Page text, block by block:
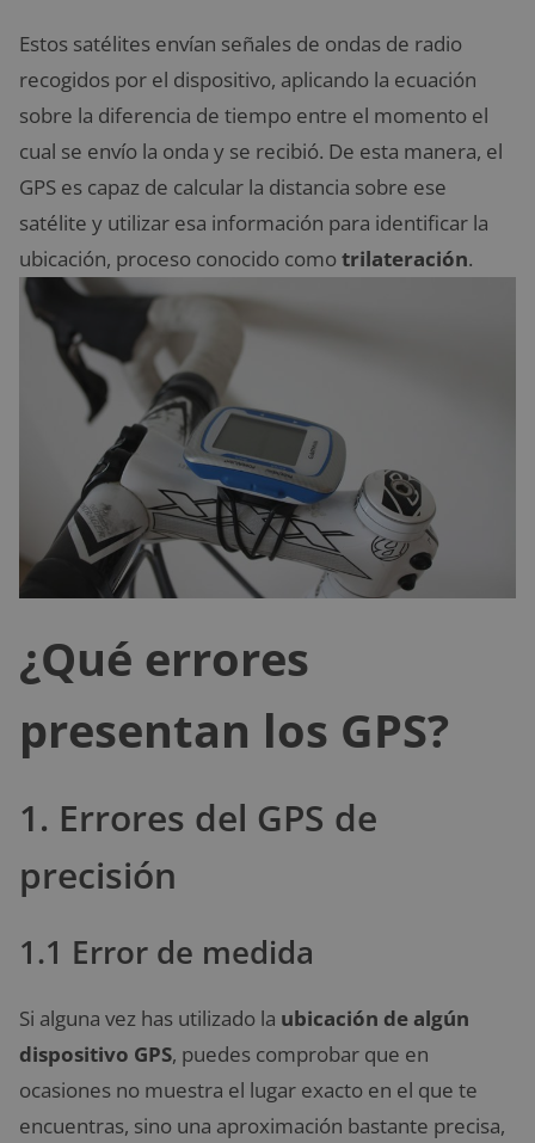
Estos satélites envían señales de ondas de radio
recogidos por el dispositivo, aplicando la ecuación
sobre la diferencia de tiempo entre el momento el
cual se envío la onda y se recibió. De esta manera, el
GPS es capaz de calcular la distancia sobre ese
satélite y utilizar esa información para identificar la
ubicación, proceso conocido comotrilateración.
¿Qué errores
presentan los GPS?
1. Errores del GPS de
precisión
1.1 Error de medida
Si alguna vez has utilizado la ubicación de algún
dispositivo GPS, puedes comprobar que en
ocasiones no muestra el lugar exacto en el que te
encuentras, sino una aproximación bastante precisa,